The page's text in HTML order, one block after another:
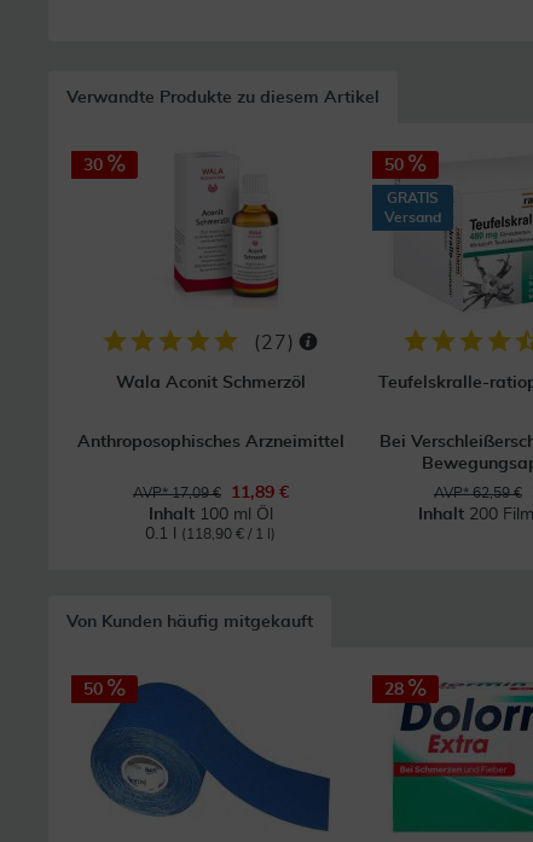
Verwandte Produkte zu diesem Artikel
30
(27 )
Wala Aconit Schmerzöl
Anthroposophisches Arzneimittel
AVP* 17,09 €
11,89 €
Inhalt 100 ml Öl
0.1 l
(118,90 € / 1 l)
50
GRATIS
Versand
Teufelskralle-
Bei
AVP* 62,59 €
Inhalt 200
Von Kunden häufig mitgekauft
50 28